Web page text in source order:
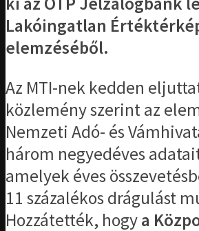
Lakóingatlan
elemzéséből.
Az MTI-nek kedden
közlemény szerint az
Nemzeti Adó- és
három negyedéves
amelyek éves
11 százalékos drágulást
Hozzátették, hogya